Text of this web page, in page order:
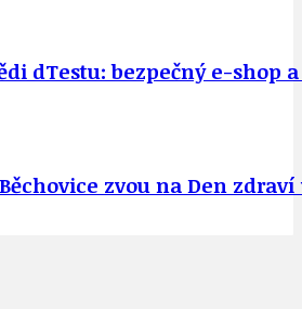
dTestu: bezpečný e-shop
zvou na Den zdraví